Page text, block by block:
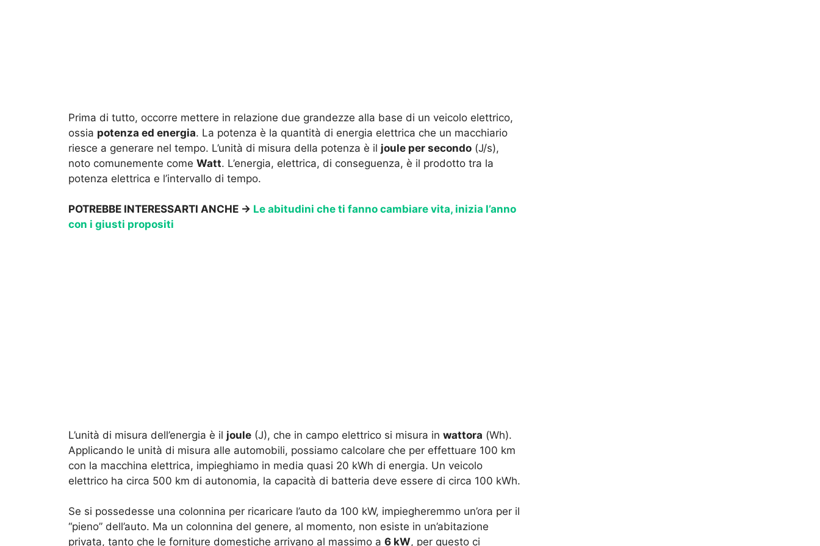
Prima di tutto, occorre mettere in relazione due grandezze alla base di un veicolo elettrico,
ossia potenza ed energia. La potenza è la quantità di energia elettrica che un macchiario
riesce a generare nel tempo. L’unità di misura della potenza è il joule per secondo (J/s),
noto comunemente come Watt. L’energia, elettrica, di conseguenza, è il prodotto tra la
potenza elettrica e l’intervallo di tempo.
POTREBBE INTERESSARTI ANCHE → Le abitudini che ti fanno cambiare vita, inizia l’anno
con i giusti propositi
L’unità di misura dell’energia è il joule (J), che in campo elettrico si misura in wattora (Wh).
Applicando le unità di misura alle automobili, possiamo calcolare che per effettuare 100 km
con la macchina elettrica, impieghiamo in media quasi 20 kWh di energia. Un veicolo
elettrico ha circa 500 km di autonomia, la capacità di batteria deve essere di circa 100 kWh.
Se si possedesse una colonnina per ricaricare l’auto da 100 kW, impiegheremmo un’ora per il
“pieno” dell’auto. Ma un colonnina del genere, al momento, non esiste in un’abitazione
privata, tanto che le forniture domestiche arrivano al massimo a 6 kW, per questo ci